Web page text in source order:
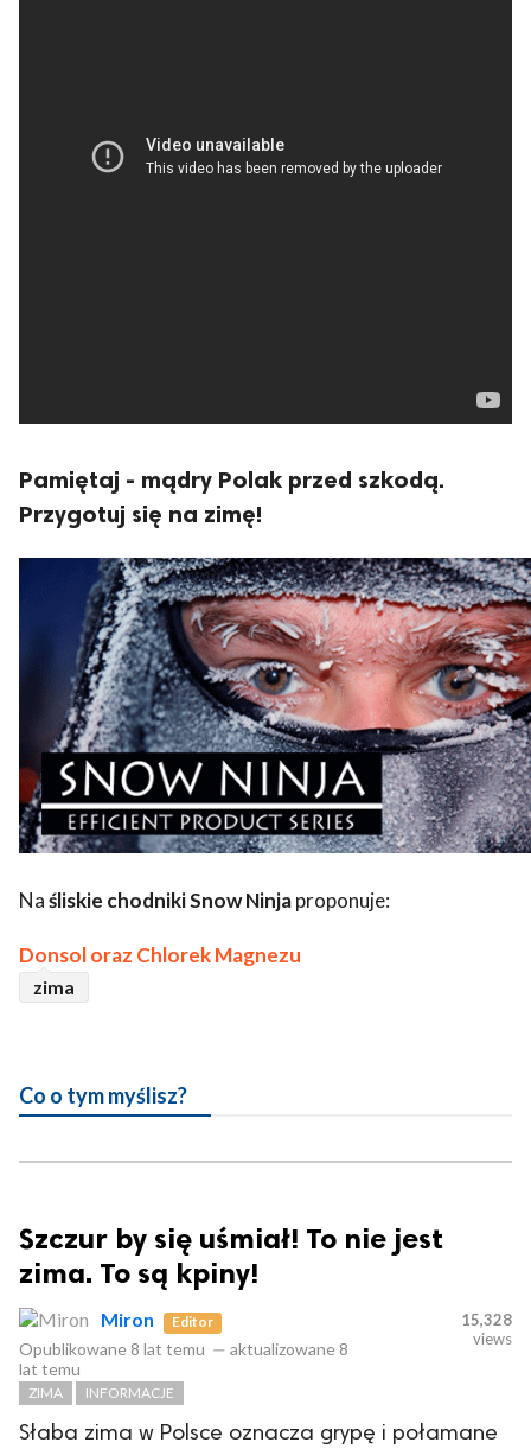
Pamiętaj - mądry Polak przed szkodą.
Przygotuj się na zimę!
Naśliskie chodniki Snow Ninjaproponuje:
Donsoloraz Chlorek Magnezu
zima
Co o tym myślisz?
Szczur by się uśmiał! To nie jest
zima. To są kpiny!
Miron Editor
Opublikowane 8 lat temu — aktualizowane 8
lat temu
15,328
views
ZIMA INFORMACJE
Słaba zima w Polsce oznacza grypę i połamane